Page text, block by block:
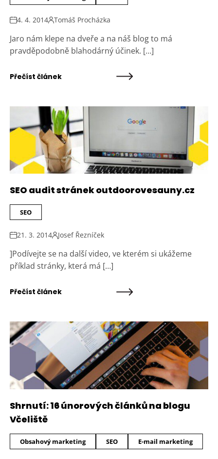
4. 4. 2014 Tomáš Procházka
Jaro nám klepe na dveře a na náš blog to má
pravděpodobně blahodárný účinek. […]
Přečíst článek
SEO audit stránek outdoorovesauny.cz
SEO
21. 3. 2014 Josef Řezníček
]Podívejte se na další video, ve kterém si ukážeme
příklad stránky, která má […]
Přečíst článek
Shrnutí: 16 únorových článků na blogu
Včeliště
Obsahový marketing SEO E-mail marketing